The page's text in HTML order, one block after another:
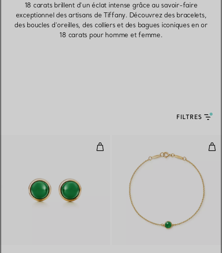
18 carats brillent d’un éclat intense grâce au savoir-faire
exceptionnel des artisans de Tiffany. Découvrez des bracelets,
des boucles d’oreilles, des colliers et des bagues iconiques en or
18 carats pour homme et femme.
FILTRES
Boucles d’oreilles Cabochon en
2 gemstones